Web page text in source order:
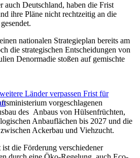
auch Deutschland, haben die Frist
ihre Pläne nicht rechtzeitig an die
nationalen Strategieplan bereits am
die strategischen Entscheidungen von
Denormadie stoßen auf gemischte
Länder verpassen Frist für
vorgeschlagenen
des Anbaus von Hülsenfrüchten,
Anbauflächen bis 2027 und die
Ackerbau und Viehzucht.
die Förderung verschiedener